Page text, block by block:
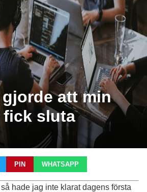
att min
sluta
PIN WHATSAPP
hade jag inte klarat dagens första